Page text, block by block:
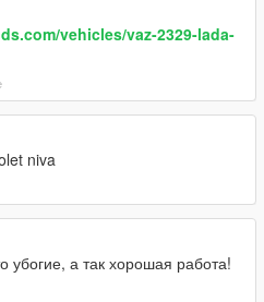
vehicles/vaz-2329-lada-
niva
убогие, а так хорошая работа!